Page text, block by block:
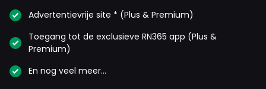
Advertentievrije site * (Plus & Premium)
Toegang tot de exclusieve RN365 app (Plus &
Premium)
En nog veel meer…